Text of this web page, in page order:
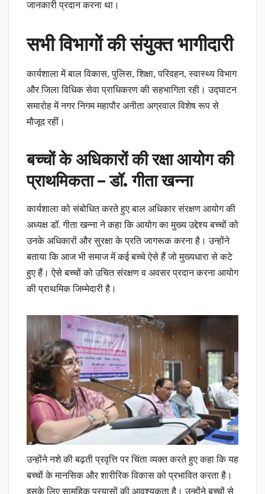
जानकारी प्रदान करना था।
सभी विभागों की संयुक्त भागीदारी
कार्यशाला में बाल विकास, पुलिस, शिक्षा, परिवहन, स्वास्थ्य विभाग
और जिला विधिक सेवा प्राधिकरण की सहभागिता रही। उद्घाटन
समारोह में नगर निगम महापौर अनीता अग्रवाल विशेष रूप से
मौजूद रहीं।
बच्चों के अधिकारों की रक्षा आयोग की
प्राथमिकता – डॉ. गीता खन्ना
कार्यशाला को संबोधित करते हुए बाल अधिकार संरक्षण आयोग की
अध्यक्ष डॉ. गीता खन्ना ने कहा कि आयोग का मुख्य उद्देश्य बच्चों को
उनके अधिकारों और सुरक्षा के प्रति जागरूक करना है। उन्होंने
बताया कि आज भी समाज में कई बच्चे ऐसे हैं जो मुख्यधारा से कटे
हुए हैं। ऐसे बच्चों को उचित संरक्षण व अवसर प्रदान करना आयोग
की प्राथमिक जिम्मेदारी है।
उन्होंने नशे की बढ़ती प्रवृत्ति पर चिंता व्यक्त करते हुए कहा कि यह
बच्चों के मानसिक और शारीरिक विकास को प्रभावित करता है।